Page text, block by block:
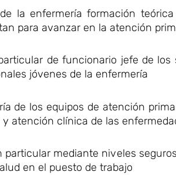
la enfermería formación
para avanzar en la atención
de funcionario jefe de
jóvenes de la enfermería
de los equipos de atención
atención clínica de las
mediante niveles
en el puesto de trabajo